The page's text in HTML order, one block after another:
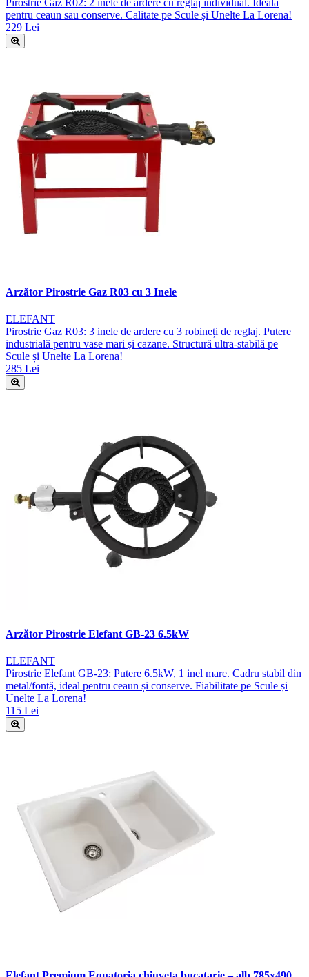
pentru ceaun sau conserve. Calitate pe Scule și Unelte La Lorena!
229 Lei
Arzător Pirostrie Gaz R03 cu 3 Inele
ELEFANT
Pirostrie Gaz R03: 3 inele de ardere cu 3 robineți de reglaj. Putere
industrială pentru vase mari și cazane. Structură ultra-stabilă pe
Scule și Unelte La Lorena!
285 Lei
Arzător Pirostrie Elefant GB-23 6.5kW
ELEFANT
Pirostrie Elefant GB-23: Putere 6.5kW, 1 inel mare. Cadru stabil din
metal/fontă, ideal pentru ceaun și conserve. Fiabilitate pe Scule și
Unelte La Lorena!
115 Lei